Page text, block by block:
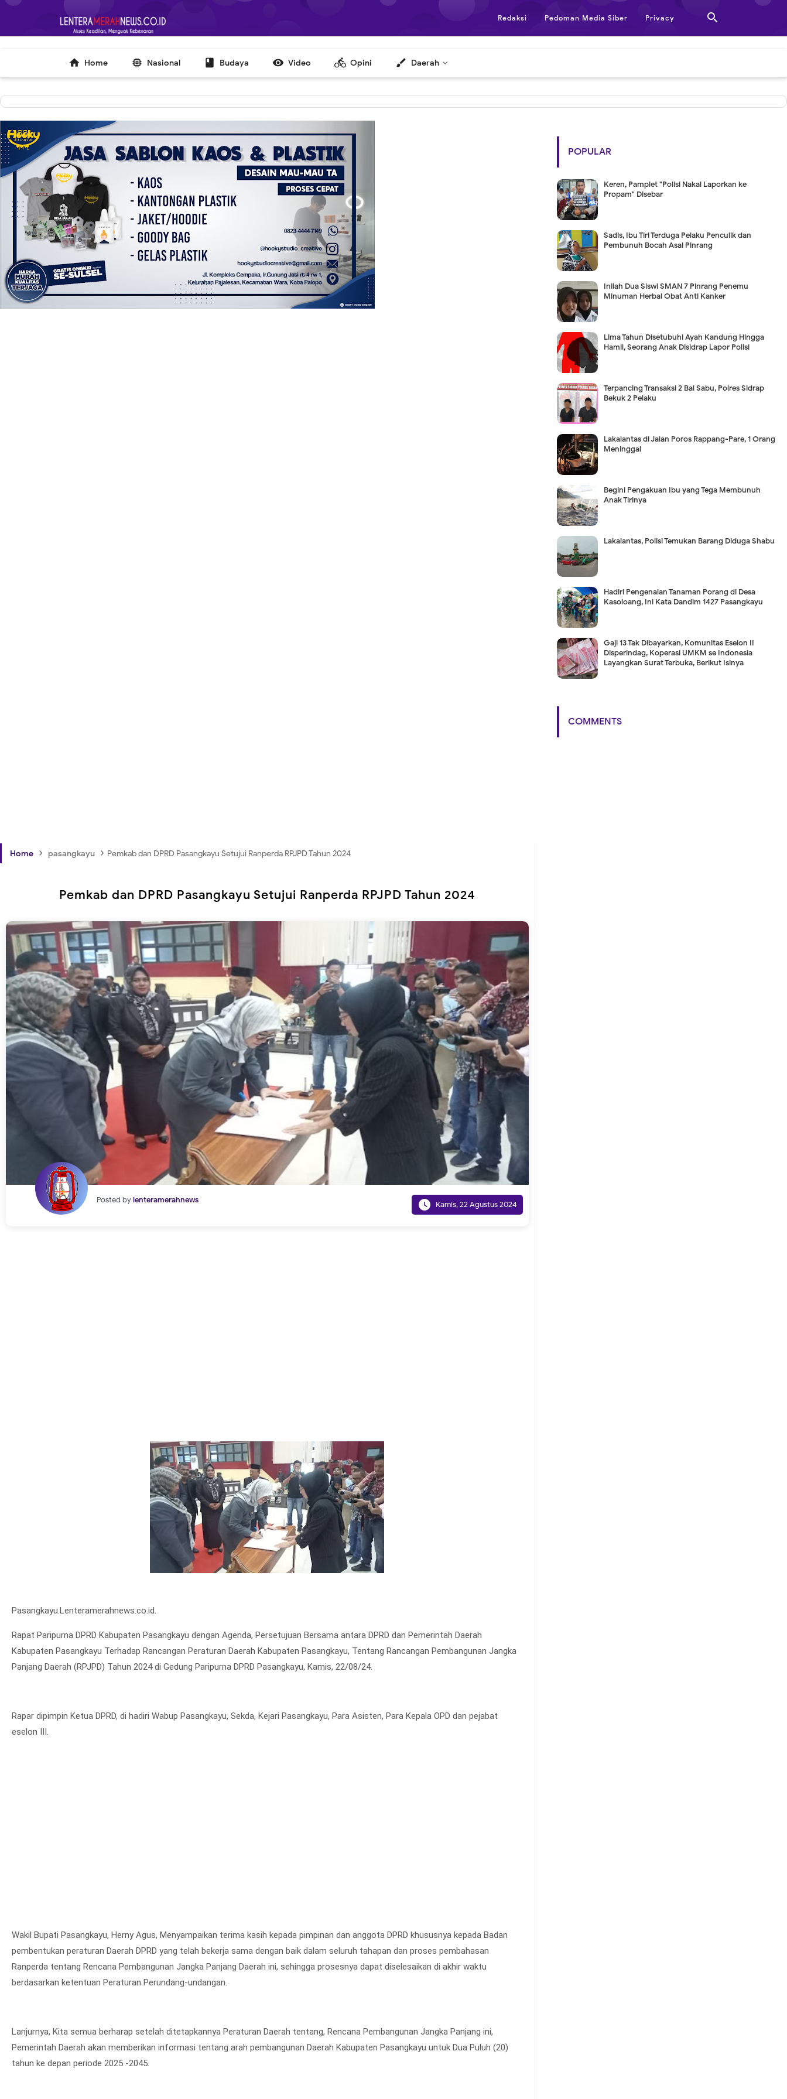
-->

Redaksi Pedoman Media Siber Privacy
 Home  Nasional  Budaya  Video directions_bike Opini brush Daerah
Home › pasangkayu › Pemkab dan DPRD Pasangkayu Setujui Ranperda RPJPD Tahun 2024
Pemkab dan DPRD Pasangkayu Setujui Ranperda RPJPD Tahun 2024
Posted bylenteramerahnews  Kamis, 22 Agustus 2024
Pasangkayu.Lenteramerahnews.co.id.
Rapat Paripurna DPRD Kabupaten Pasangkayu dengan Agenda, Persetujuan Bersama antara DPRD dan Pemerintah Daerah
Kabupaten Pasangkayu Terhadap Rancangan Peraturan Daerah Kabupaten Pasangkayu, Tentang Rancangan Pembangunan Jangka
Panjang Daerah (RPJPD) Tahun 2024 di Gedung Paripurna DPRD Pasangkayu, Kamis, 22/08/24.
Rapar dipimpin Ketua DPRD, di hadiri Wabup Pasangkayu, Sekda, Kejari Pasangkayu, Para Asisten, Para Kepala OPD dan pejabat
eselon III.
Wakil Bupati Pasangkayu, Herny Agus, Menyampaikan terima kasih kepada pimpinan dan anggota DPRD khususnya kepada Badan
pembentukan peraturan Daerah DPRD yang telah bekerja sama dengan baik dalam seluruh tahapan dan proses pembahasan
Ranperda tentang Rencana Pembangunan Jangka Panjang Daerah ini, sehingga prosesnya dapat diselesaikan di akhir waktu
berdasarkan ketentuan Peraturan Perundang-undangan.
Lanjurnya, Kita semua berharap setelah ditetapkannya Peraturan Daerah tentang, Rencana Pembangunan Jangka Panjang ini,
Pemerintah Daerah akan memberikan informasi tentang arah pembangunan Daerah Kabupaten Pasangkayu untuk Dua Puluh (20)
tahun ke depan periode 2025 -2045.
POPULAR
Keren, Pamplet "Polisi Nakal Laporkan ke
Propam" Disebar
Sadis, Ibu Tiri Terduga Pelaku Penculik dan
Pembunuh Bocah Asal Pinrang
Inilah Dua Siswi SMAN 7 Pinrang Penemu
Minuman Herbal Obat Anti Kanker
Lima Tahun Disetubuhi Ayah Kandung Hingga
Hamil, Seorang Anak Disidrap Lapor Polisi
Terpancing Transaksi 2 Bal Sabu, Polres Sidrap
Bekuk 2 Pelaku
Lakalantas di Jalan Poros Rappang-Pare, 1 Orang
Meninggal
Begini Pengakuan Ibu yang Tega Membunuh
Anak Tirinya
Lakalantas, Polisi Temukan Barang Diduga Shabu
Hadiri Pengenalan Tanaman Porang di Desa
Kasoloang, Ini Kata Dandim 1427 Pasangkayu
Gaji 13 Tak Dibayarkan, Komunitas Eselon II
Disperindag, Koperasi UMKM se Indonesia
Layangkan Surat Terbuka, Berikut Isinya
COMMENTS